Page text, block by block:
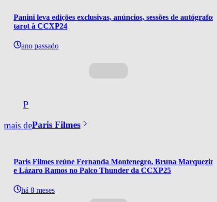
Panini leva edições exclusivas, anúncios, sessões de
tarot à CCXP24
ano passado
P
mais deParis Filmes
Paris Filmes reúne Fernanda Montenegro, Bruna
e Lázaro Ramos no Palco Thunder da CCXP25
há 8 meses